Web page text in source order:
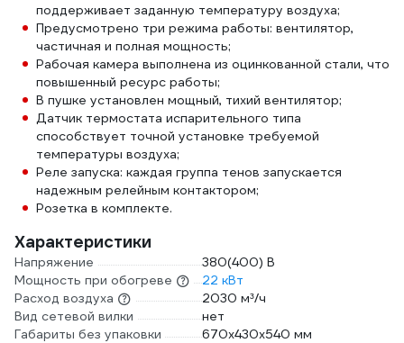
поддерживает заданную температуру воздуха;
Предусмотрено три режима работы: вентилятор,
частичная и полная мощность;
Рабочая камера выполнена из оцинкованной стали, что
повышенный ресурс работы;
В пушке установлен мощный, тихий вентилятор;
Датчик термостата испарительного типа
способствует точной установке требуемой
температуры воздуха;
Реле запуска: каждая группа тенов запускается
надежным релейным контактором;
Розетка в комплекте.
Характеристики
Напряжение
380(400) В
Мощность при обогреве
22 кВт
Расход воздуха
2030 м³/ч
Вид сетевой вилки
нет
Габариты без упаковки
670x430x540 мм